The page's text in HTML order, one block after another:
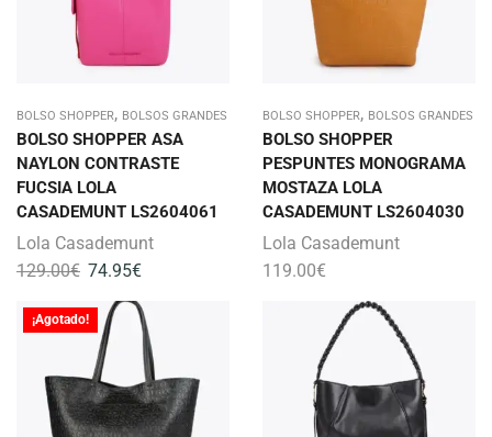
BOLSO SHOPPER, BOLSOS GRANDES
BOLSO SHOPPER ASA
NAYLON CONTRASTE
FUCSIA LOLA
CASADEMUNT LS2604061
Lola Casademunt
129.00€ 74.95€
BOLSO SHOPPER, BOLSOS GRANDES
BOLSO SHOPPER
PESPUNTES MONOGRAMA
MOSTAZA LOLA
CASADEMUNT LS2604030
Lola Casademunt
119.00€
¡Agotado!